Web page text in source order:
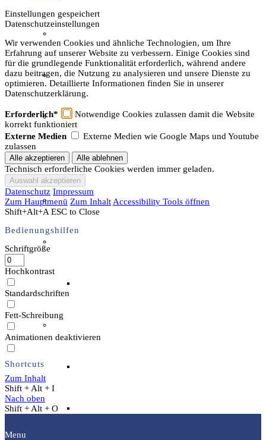
Besichtigung & Führungen
Aktionen & Veranstaltungen
Außerschulischer Lernort
Unser Team & Mitmachen
Einstellungen gespeichert
Datenschutzeinstellungen
Wir verwenden Cookies und ähnliche Technologien, um Ihre
Erfahrung auf unserer Website zu verbessern. Einige Cookies sind
für die grundlegende Funktionalität erforderlich, während andere
dazu beitragen, die Nutzung zu analysieren und unsere Dienste zu
optimieren. Detaillierte Informationen finden Sie in unserer
Datenschutzerklärung.
Erforderlich*
Notwendige Cookies zulassen damit die Website
korrekt funktioniert
Externe Medien
Externe Medien wie Google Maps und Youtube
zulassen
Technisch erforderliche Cookies werden immer geladen.
Datenschutz Impressum
Zum Hauptmenü Zum Inhalt Accessibility Tools öffnen
Shift+Alt+A ESC to Close
Bedienungshilfen
Schriftgröße
Hochkontrast
Standardschriften
Fett-Schreibung
Animationen deaktivieren
Shortcuts
Zum Inhalt
Shift + Alt + I
Nach oben
Shift + Alt + O
Menu